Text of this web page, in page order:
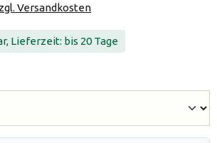
Versandkosten
Lieferzeit: bis 20 Tage